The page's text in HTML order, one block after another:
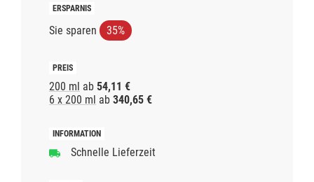
Sie sparen 35%
200 ml ab 54,11 €
6 x 200 ml ab 340,65 €
Schnelle Lieferzeit